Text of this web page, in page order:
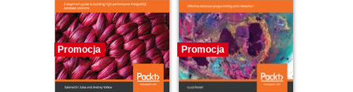
Promocja Promocja